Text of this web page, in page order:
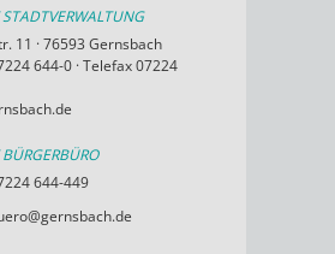
11 · 76593 Gernsbach
644-0 · Telefax 07224
644-449